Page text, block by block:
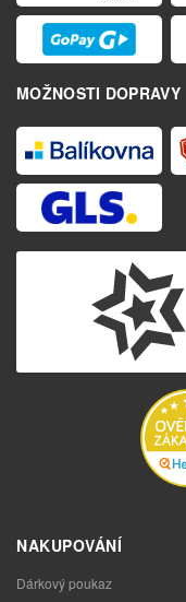
MOŽNOSTI DOPRAVY
NAKUPOVÁNÍ
Dárkový poukaz